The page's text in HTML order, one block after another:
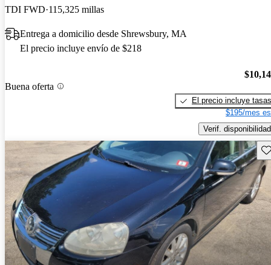
TDI FWD 115,325 millas
Entrega a domicilio desde Shrewsbury, MA
El precio incluye envío de $218
Buena oferta
El precio incluye tasas
$195/mes
Verif. disponibilidad